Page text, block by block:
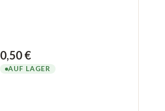
0,50 €
AUF LAGER